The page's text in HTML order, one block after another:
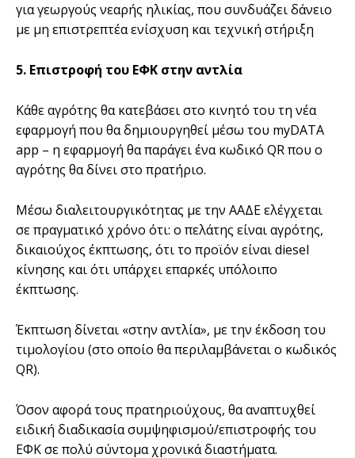
για γεωργούς νεαρής ηλικίας, που συνδυάζει δάνειο
με μη επιστρεπτέα ενίσχυση και τεχνική στήριξη
5. Επιστροφή του ΕΦΚ στην αντλία
Κάθε αγρότης θα κατεβάσει στο κινητό του τη νέα
εφαρμογή που θα δημιουργηθεί μέσω του myDATA
app – η εφαρμογή θα παράγει ένα κωδικό QR που ο
αγρότης θα δίνει στο πρατήριο.
Μέσω διαλειτουργικότητας με την ΑΑΔΕ ελέγχεται
σε πραγματικό χρόνο ότι: ο πελάτης είναι αγρότης,
δικαιούχος έκπτωσης, ότι το προϊόν είναι diesel
κίνησης και ότι υπάρχει επαρκές υπόλοιπο
έκπτωσης.
Έκπτωση δίνεται «στην αντλία», με την έκδοση του
τιμολογίου (στο οποίο θα περιλαμβάνεται ο κωδικός
QR).
Όσον αφορά τους πρατηριούχους, θα αναπτυχθεί
ειδική διαδικασία συμψηφισμού/επιστροφής του
ΕΦΚ σε πολύ σύντομα χρονικά διαστήματα.